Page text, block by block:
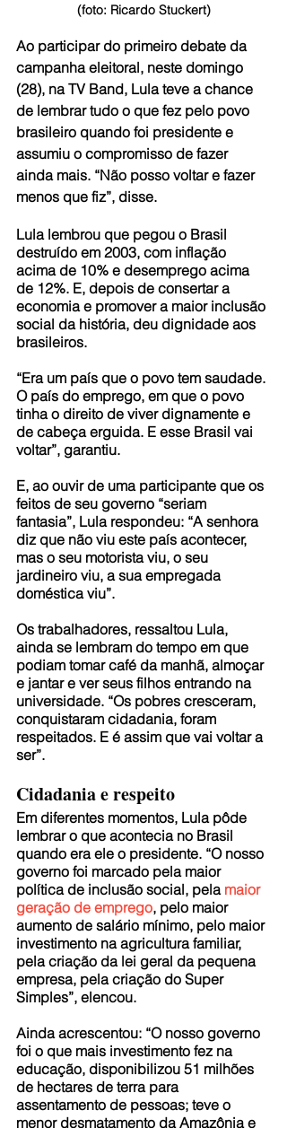
(foto: Ricardo Stuckert)
Ao participar do primeiro debate da
campanha eleitoral, neste domingo
(28), na TV Band, Lula teve a chance
de lembrar tudo o que fez pelo povo
brasileiro quando foi presidente e
assumiu o compromisso de fazer
ainda mais. “Não posso voltar e fazer
menos que fiz”, disse.
Lula lembrou que pegou o Brasil
destruído em 2003, com inflação
acima de 10% e desemprego acima
de 12%. E, depois de consertar a
economia e promover a maior inclusão
social da história, deu dignidade aos
brasileiros.
“Era um país que o povo tem saudade.
O país do emprego, em que o povo
tinha o direito de viver dignamente e
de cabeça erguida. E esse Brasil vai
voltar”, garantiu.
E, ao ouvir de uma participante que os
feitos de seu governo “seriam
fantasia”, Lula respondeu: “A senhora
diz que não viu este país acontecer,
mas o seu motorista viu, o seu
jardineiro viu, a sua empregada
doméstica viu”.
Os trabalhadores, ressaltou Lula,
ainda se lembram do tempo em que
podiam tomar café da manhã, almoçar
e jantar e ver seus filhos entrando na
universidade. “Os pobres cresceram,
conquistaram cidadania, foram
respeitados. E é assim que vai voltar a
ser”.
Cidadania e respeito
Em diferentes momentos, Lula pôde
lembrar o que acontecia no Brasil
quando era ele o presidente. “O nosso
governo foi marcado pela maior
política de inclusão social, pela maior
geração de emprego, pelo maior
aumento de salário mínimo, pelo maior
investimento na agricultura familiar,
pela criação da lei geral da pequena
empresa, pela criação do Super
Simples”, elencou.
Ainda acrescentou: “O nosso governo
foi o que mais investimento fez na
educação, disponibilizou 51 milhões
de hectares de terra para
assentamento de pessoas; teve o
menor desmatamento da Amazônia e